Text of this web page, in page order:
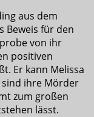
aus dem
Beweis für den
von ihr
positiven
Er kann Melissa
ihre Mörder
zum großen
lässt.